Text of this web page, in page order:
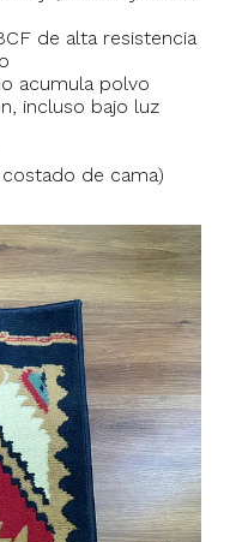
de alta resistencia
acumula polvo
incluso bajo luz
de cama)